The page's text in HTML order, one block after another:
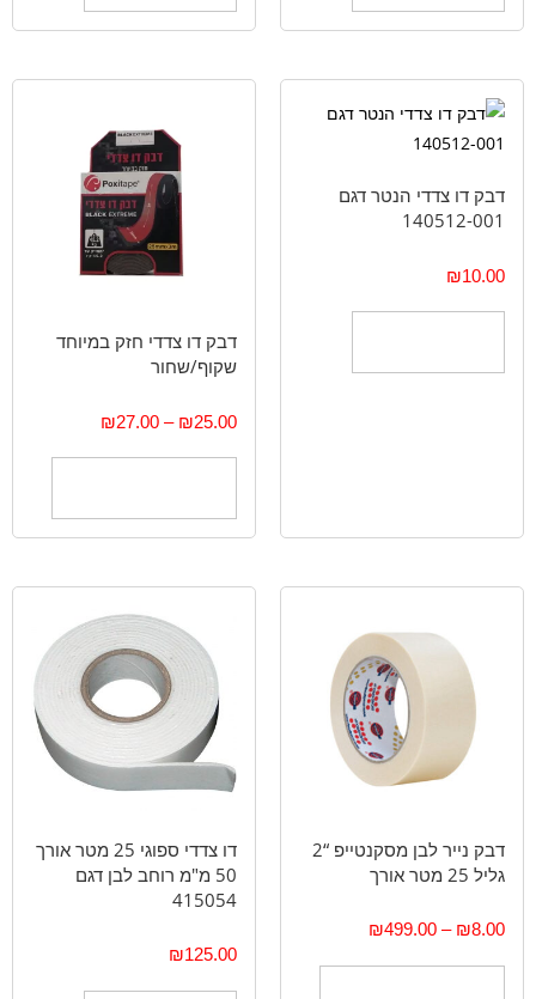
דבק דו צדדי הנטר דגם
140512-001
₪10.00
דבק דו צדדי חזק במיוחד
שקוף/שחור
₪25.00
–
₪27.00
דבק נייר לבן מסקנטייפ “2
גליל 25 מטר אורך
₪8.00
–
₪499.00
דו צדדי ספוגי 25 מטר אורך
50 מ"מ רוחב לבן דגם
415054
₪125.00